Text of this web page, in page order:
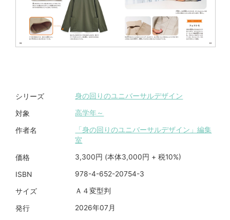
シリーズ 身の回りのユニバーサルデザイン
対象 高学年～
作者名
「身の回りのユニバーサルデザイン」編集
室
価格 3,300円 (本体3,000円 + 税10%)
ISBN 978-4-652-20754-3
サイズ Ａ４変型判
発行 2026年07月